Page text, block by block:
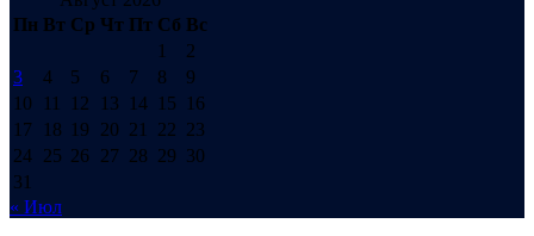
Пн Вт Ср Чт Пт Сб Вс
1
2
3
4 5 6 7 8
9
10
11 12 13 14 15
16
17
18 19 20 21 22 23
24 25 26 27 28 29 30
31
« Июл